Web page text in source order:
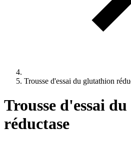
Trousse d'essai du glutathion
Trousse d'essai
réductase